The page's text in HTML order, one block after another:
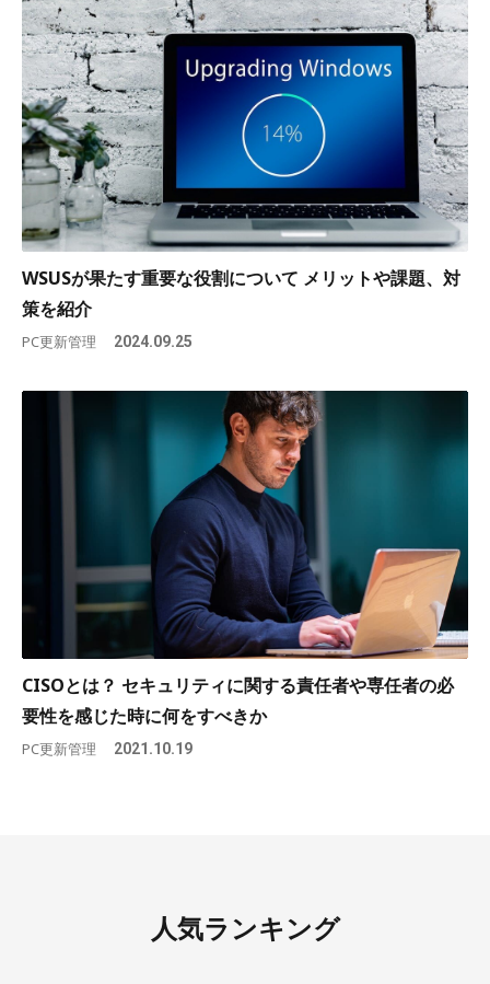
WSUSが果たす重要な役割について メリットや課題、対
策を紹介
PC更新管理 2024.09.25
CISOとは？ セキュリティに関する責任者や専任者の必
要性を感じた時に何をすべきか
PC更新管理 2021.10.19
人気ランキング